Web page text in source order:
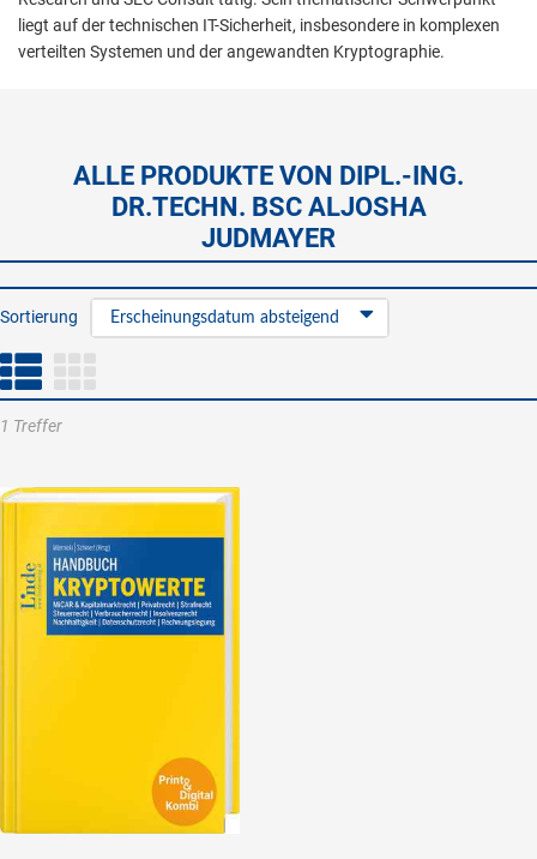
liegt auf der technischen IT-Sicherheit, insbesondere in komplexen
verteilten Systemen und der angewandten Kryptographie.
ALLE PRODUKTE VON DIPL.-ING.
DR.TECHN. BSC ALJOSHA
JUDMAYER
Sortierung Erscheinungsdatum absteigend
1 Treffer